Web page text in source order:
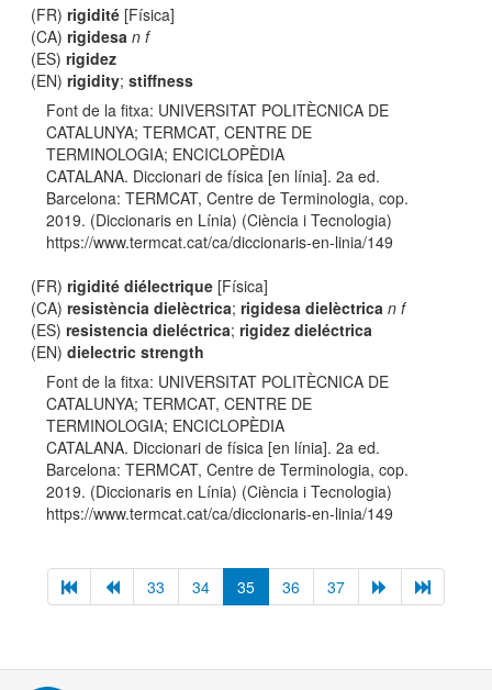
(FR)rigidité [Física]
(CA)rigidesa n f
(ES)rigidez
(EN)rigidity;stiffness
Font de la fitxa: UNIVERSITAT POLITÈCNICA DE
CATALUNYA; TERMCAT, CENTRE DE
TERMINOLOGIA; ENCICLOPÈDIA
CATALANA. Diccionari de física [en línia]. 2a ed.
Barcelona: TERMCAT, Centre de Terminologia, cop.
2019. (Diccionaris en Línia) (Ciència i Tecnologia)
https://www.termcat.cat/ca/diccionaris-en-linia/149
(FR)rigidité diélectrique [Física]
(CA)resistència dielèctrica;rigidesa dielèctrica n f
(ES)resistencia dieléctrica;rigidez dieléctrica
(EN)dielectric strength
Font de la fitxa: UNIVERSITAT POLITÈCNICA DE
CATALUNYA; TERMCAT, CENTRE DE
TERMINOLOGIA; ENCICLOPÈDIA
CATALANA. Diccionari de física [en línia]. 2a ed.
Barcelona: TERMCAT, Centre de Terminologia, cop.
2019. (Diccionaris en Línia) (Ciència i Tecnologia)
https://www.termcat.cat/ca/diccionaris-en-linia/149
33 34 35 36 37